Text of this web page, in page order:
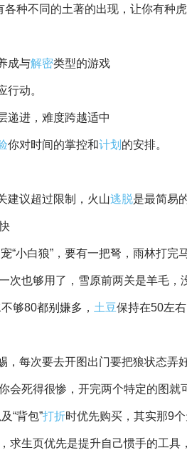
种不同的土著的出现，让你有种虎
成与解密类型的游戏
行动。
递进，难度跨越适中
你对时间的掌控和计划 的安排。
建议超过限制，火山逃脱是最简易
“小白狼”，要有一把弩，雨林打
次也够用了，雪原前两关是羊毛，
够80都别嫌多， 土豆保持在50左
每次要去开图出门要把狼状态弄好
会死得很惨，开完两个特定的图就
及“背包”打折时优先购买，其实那9
求生页优先是提升自己惯手的工